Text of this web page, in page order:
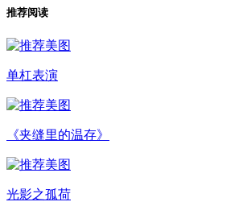
推荐阅读
单杠表演
《夹缝里的温存》
光影之孤荷